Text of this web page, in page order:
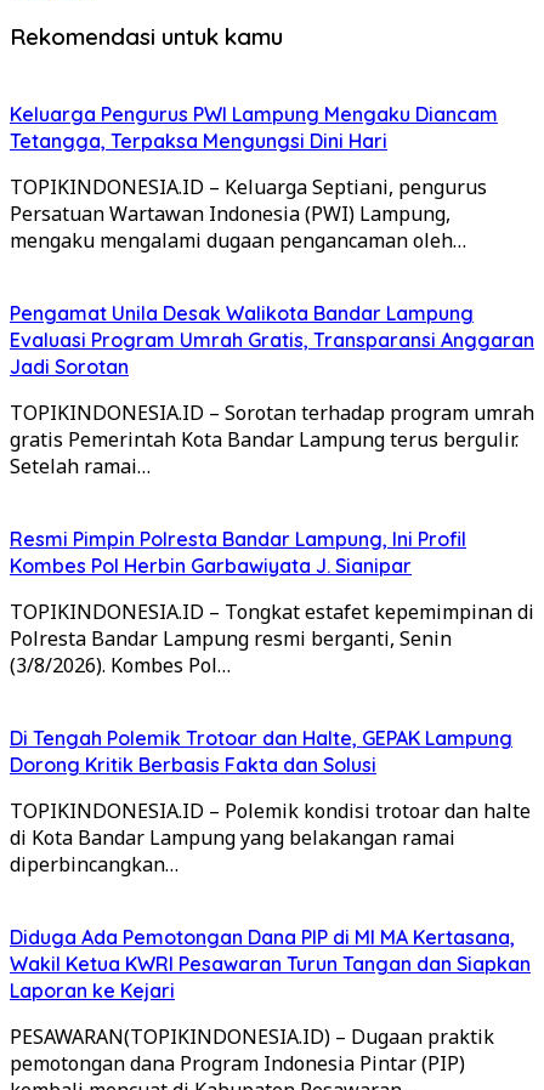
Rekomendasi untuk kamu
Keluarga Pengurus PWI Lampung Mengaku Diancam
Tetangga, Terpaksa Mengungsi Dini Hari
TOPIKINDONESIA.ID – Keluarga Septiani, pengurus
Persatuan Wartawan Indonesia (PWI) Lampung,
mengaku mengalami dugaan pengancaman oleh…
Pengamat Unila Desak Walikota Bandar Lampung
Evaluasi Program Umrah Gratis, Transparansi Anggaran
Jadi Sorotan
TOPIKINDONESIA.ID – Sorotan terhadap program umrah
gratis Pemerintah Kota Bandar Lampung terus bergulir.
Setelah ramai…
Resmi Pimpin Polresta Bandar Lampung, Ini Profil
Kombes Pol Herbin Garbawiyata J. Sianipar
TOPIKINDONESIA.ID – Tongkat estafet kepemimpinan di
Polresta Bandar Lampung resmi berganti, Senin
(3/8/2026). Kombes Pol…
Di Tengah Polemik Trotoar dan Halte, GEPAK Lampung
Dorong Kritik Berbasis Fakta dan Solusi
TOPIKINDONESIA.ID – Polemik kondisi trotoar dan halte
di Kota Bandar Lampung yang belakangan ramai
diperbincangkan…
Diduga Ada Pemotongan Dana PIP di MI MA Kertasana,
Wakil Ketua KWRI Pesawaran Turun Tangan dan Siapkan
Laporan ke Kejari
PESAWARAN(TOPIKINDONESIA.ID) – Dugaan praktik
pemotongan dana Program Indonesia Pintar (PIP)